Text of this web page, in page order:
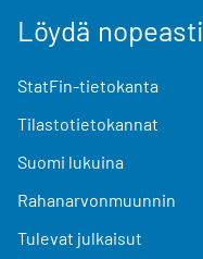
Löydä nopeasti
StatFin-tietokanta
Tilastotietokannat
Suomi lukuina
Rahanarvonmuunnin
Tulevat julkaisut